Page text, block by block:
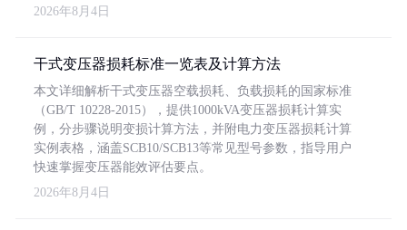
2026年8月4日
干式变压器损耗标准一览表及计算方法
本文详细解析干式变压器空载损耗、负载损耗的国家标准
（GB/T 10228-2015），提供1000kVA变压器损耗计算实
例，分步骤说明变损计算方法，并附电力变压器损耗计算
实例表格，涵盖SCB10/SCB13等常见型号参数，指导用户
快速掌握变压器能效评估要点。
2026年8月4日